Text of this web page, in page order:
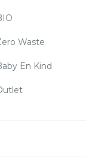
Waste
En Kind